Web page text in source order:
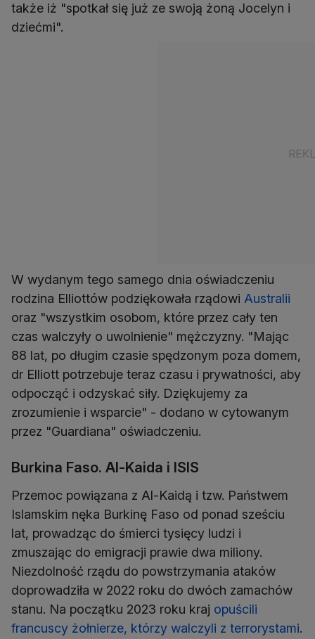
także iż "spotkał się już ze swoją żoną Jocelyn i
dziećmi".
W wydanym tego samego dnia oświadczeniu
rodzina Elliottów podziękowała rządowi Australii
oraz "wszystkim osobom, które przez cały ten
czas walczyły o uwolnienie" mężczyzny. "Mając
88 lat, po długim czasie spędzonym poza domem,
dr Elliott potrzebuje teraz czasu i prywatności, aby
odpocząć i odzyskać siły. Dziękujemy za
zrozumienie i wsparcie" - dodano w cytowanym
przez "Guardiana" oświadczeniu.
Burkina Faso. Al-Kaida i ISIS
Przemoc powiązana z Al-Kaidą i tzw. Państwem
Islamskim nęka Burkinę Faso od ponad sześciu
lat, prowadząc do śmierci tysięcy ludzi i
zmuszając do emigracji prawie dwa miliony.
Niezdolność rządu do powstrzymania ataków
doprowadziła w 2022 roku do dwóch zamachów
stanu. Na początku 2023 roku kraj opuścili
francuscy żołnierze, którzy walczyli z terrorystami.